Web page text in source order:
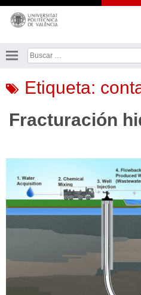
Saltar
contenido
Buscar:
Etiqueta:
Fracturación